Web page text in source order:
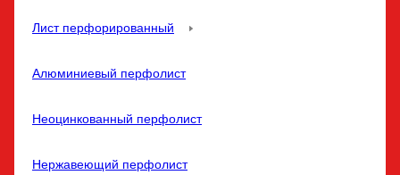
Лист перфорированный
Алюминиевый перфолист
Неоцинкованный перфолист
Нержавеющий перфолист